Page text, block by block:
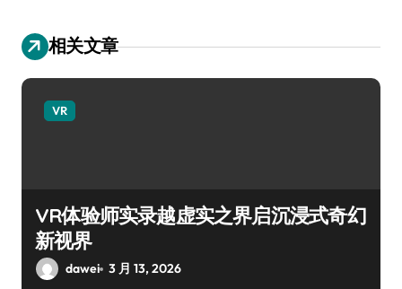
相关文章
VR
VR体验师实录越虚实之界启沉浸式奇幻
新视界
dawei 3 月 13, 2026